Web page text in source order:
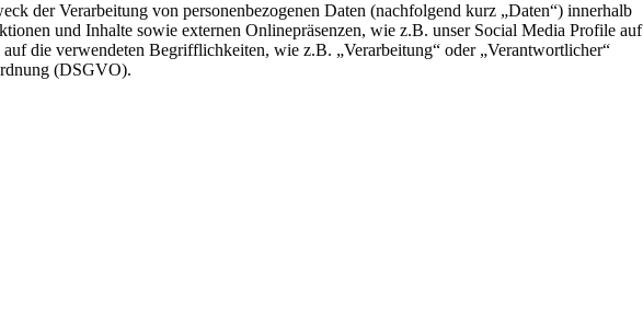
der Verarbeitung von personenbezogenen Daten (nachfolgend kurz „Daten“) innerhalb
und Inhalte sowie externen Onlinepräsenzen, wie z.B. unser Social Media Profile auf
die verwendeten Begrifflichkeiten, wie z.B. „Verarbeitung“ oder „Verantwortlicher“
(DSGVO).